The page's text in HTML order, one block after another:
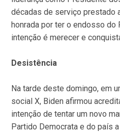
décadas de serviço prestado
honrada por ter o endosso do
intenção é merecer e
Desistência
Na tarde deste domingo, em
social X, Biden afirmou
intenção de tentar um novo
Partido Democrata e do país